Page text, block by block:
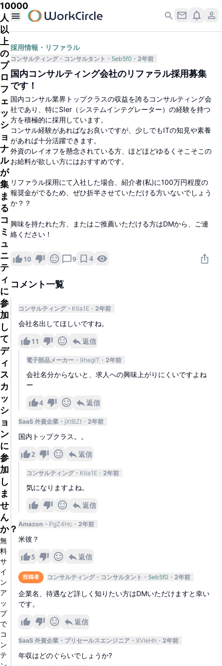
10000
人
以
上
の
プ
ロ
フ
ェ
ッ
シ
ョ
ナ
ル
が
集
ま
る
コ
ミ
ュ
ニ
テ
ィ
に
参
加
し
て
デ
ィ
ス
カ
ッ
シ
ョ
ン
に
参
加
し
ま
せ
ん
か？
無
料
サ
イ
ン
ア
ッ
プ
で
コ
ン
テ
採用情報・リファラル
コンサルティング コンサルタント 5eb5f0 2年前
国内コンサルティング会社のリファラル採用募集
です！
国内コンサル業界トップクラスの収益を誇るコンサルティング会
社であり、特にSIer（システムインテグレーター）の経験を持つ
方を積極的に採用しています。
コンサル経験があればなお良いですが、少しでもITの知見や素養
があれば十分活躍できます。
外資のレイオフを懸念されている方、ほどほどゆるくそこそこの
お給料が欲しい方にはおすすめです。
リファラル採用にて入社した場合、紹介者(私)に100万円程度の
報奨金がでるため、ぜひ折半させていただける方いないでしょう
か？？
興味を持たれた方、またはご推薦いただける方はDMから、ご連
絡ください！
10 9 4
コメント一覧
コンサルティング Ktia1E 2年前
会社名出してほしいですね。
11 返信
電子部品メーカー 9heglT 2年前
会社名分からないと、求人への興味上がりにくいですよね
ー
4 返信
SaaS 外資企業 jXtBZt 2年前
国内トップクラス。。
2 返信
コンサルティング Ktia1E 2年前
気になりますよね。
返信
Amazon PgZ4Hc 2年前
米彼？
5 返信
投稿者 コンサルティング コンサルタント 5eb5f0 2年前
企業名、待遇など詳しく知りたい方はDMいただけますと幸い
です。
返信
SaaS 外資企業 プリセールスエンジニア XVIeHh 2年前
年収はどのぐらいでしょうか?